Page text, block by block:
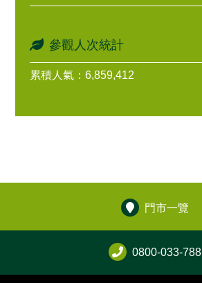
參觀人次統計
累積人氣：6,859,412
門市一覽
0800-033-788